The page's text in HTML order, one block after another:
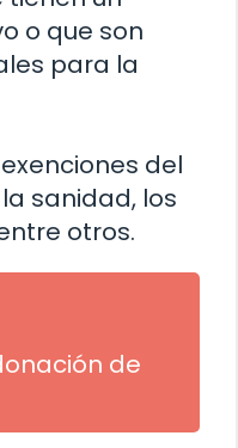
o que son
para la
del
sanidad, los
otros.
de